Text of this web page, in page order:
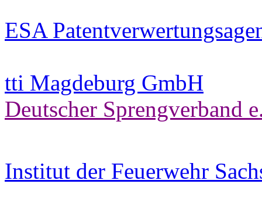
ESA
tti Magdeburg GmbH
Deutscher Sprengverband
Institut der Feuerwehr